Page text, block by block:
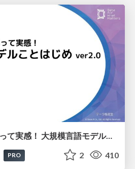
つくって納得、つかって実感！ 大規模言語モデルことはじめ ver2.0
PRO 2 410